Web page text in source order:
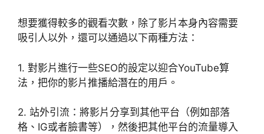
想要獲得較多的觀看次數，除了影片本身內容需要
吸引人以外，還可以通過以下兩種方法：
1. 對影片進行一些SEO的設定以迎合YouTube算
法，把你的影片推播給潛在的用戶。
2. 站外引流：將影片分享到其他平台（例如部落
格、IG或者臉書等），然後把其他平台的流量導入